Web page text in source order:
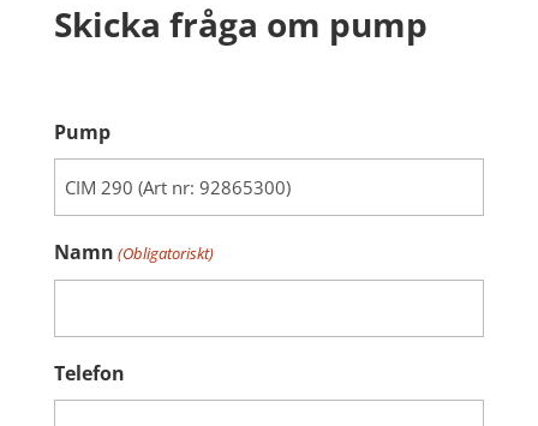
Skicka fråga om pump
Pump
Namn (Obligatoriskt)
Telefon